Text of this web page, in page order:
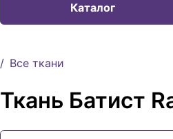
Каталог
Все ткани
Ткань Батист